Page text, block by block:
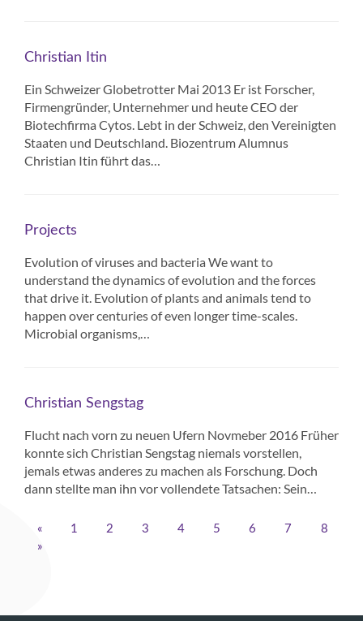
Christian Itin
Ein Schweizer Globetrotter Mai 2013 Er ist Forscher,
Firmengründer, Unternehmer und heute CEO der
Biotechfirma Cytos. Lebt in der Schweiz, den Vereinigten
Staaten und Deutschland. Biozentrum Alumnus
Christian Itin führt das…
Projects
Evolution of viruses and bacteria We want to
understand the dynamics of evolution and the forces
that drive it. Evolution of plants and animals tend to
happen over centuries of even longer time-scales.
Microbial organisms,…
Christian Sengstag
Flucht nach vorn zu neuen Ufern Novmeber 2016 Früher
konnte sich Christian Sengstag niemals vorstellen,
jemals etwas anderes zu machen als Forschung. Doch
dann stellte man ihn vor vollendete Tatsachen: Sein…
« 1 2 3 4 5 6 7
8
»